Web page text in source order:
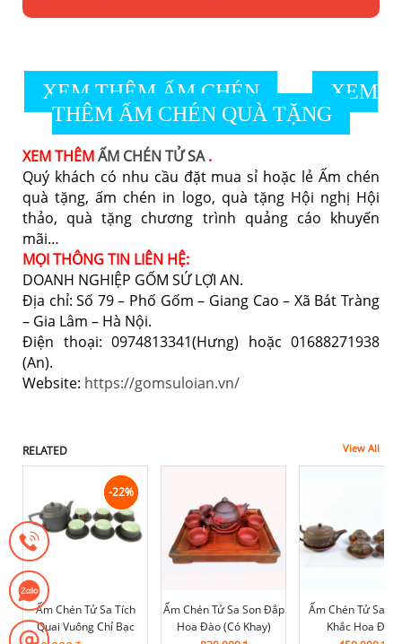
XEM THÊM ẤM CHÉN
XEM
THÊM ẤM CHÉN QUÀ TẶNG
XEM THÊMẤM CHÉN TỬ SA.
Quý khách có nhu cầu đặt mua sỉ hoặc lẻ Ấm chén
quà tặng, ấm chén in logo, quà tặng Hội nghị Hội
thảo, quà tặng chương trình quảng cáo khuyến
mãi…
MỌI THÔNG TIN LIÊN HỆ:
DOANH NGHIỆP GỐM SỨ LỢI AN.
Địa chỉ: Số 79 – Phố Gốm – Giang Cao – Xã Bát Tràng
– Gia Lâm – Hà Nội.
Điện thoại: 0974813341(Hưng) hoặc 01688271938
(An).
Website: https://gomsuloian.vn/
RELATED View All
-22%
-22%
Ấm Chén Tử Sa Tích
Quai Vuông Chỉ Bạc
Ấm Chén Tử Sa Son Đắp
Hoa Đào (Có Khay)
Ấm Chén Tử Sa
Khắc Hoa Đào